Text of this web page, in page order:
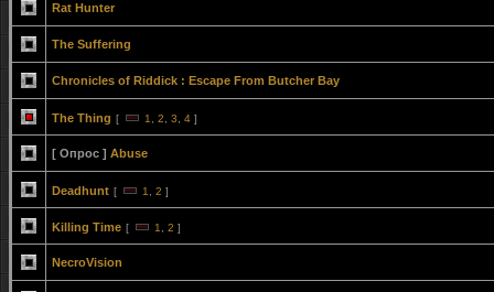
Rat Hunter
The Suffering
Chronicles of Riddick : Escape From Butcher Bay
The Thing [ 1 2 3 4 ]
[ Опрос ] Abuse
Deadhunt [ 1 2 ]
Killing Time [ 1 2 ]
NecroVision